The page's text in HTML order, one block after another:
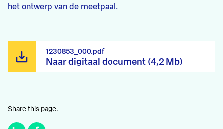
het ontwerp van de meetpaal.
Naar digitaal document (4,2 Mb)
1230853_000.pdf
Share this page.